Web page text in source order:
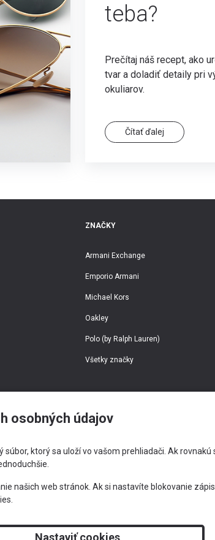
teba?
Prečítaj náš recept, ako
tvar a doladiť detaily pri
okuliarov.
Čítať ďalej
ZNAČKY
Armani Exchange
Emporio Armani
Michael Kors
Oakley
Polo (by Ralph Lauren)
Všetky značky
osobných údajov
ktorý sa uloží vo vašom prehliadači. Ak
našich web stránok. Ak si nastavíte blokovanie
Nastaviť cookies